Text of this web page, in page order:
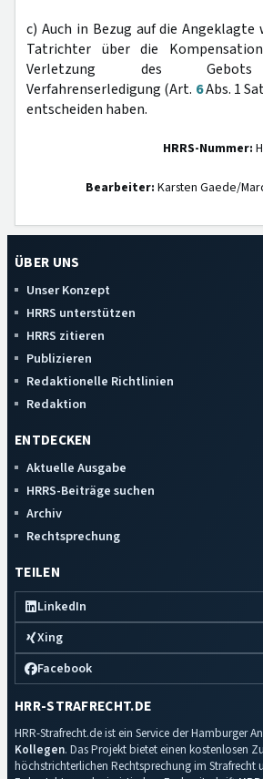
c) Auch in Bezug auf die Angeklagte
Tatrichter über die
Verletzung des
Verfahrenserledigung (Art. 6Abs. 1
entscheiden haben.
HRRS-Nummer:
Bearbeiter: Karsten Gaede/
ÜBER UNS
Unser Konzept
HRRS unterstützen
HRRS zitieren
Publizieren
Redaktionelle Richtlinien
Redaktion
ENTDECKEN
Aktuelle Ausgabe
HRRS-Beiträge suchen
Archiv
Rechtsprechung
TEILEN
LinkedIn
Xing
Facebook
HRR-STRAFRECHT.DE
HRR-Strafrecht.de ist ein Service der Hamburger
Kollegen. Das Projekt bietet einen kostenlosen
höchstrichterlichen Rechtsprechung im Strafrecht